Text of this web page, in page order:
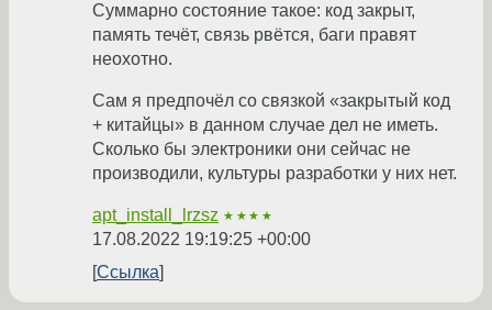
Суммарно состояние такое: код закрыт,
память течёт, связь рвётся, баги правят
неохотно.
Сам я предпочёл со связкой «закрытый код
+ китайцы» в данном случае дел не иметь.
Сколько бы электроники они сейчас не
производили, культуры разработки у них нет.
apt_install_lrzsz ★★★★
17.08.2022 19:19:25 +00:00
Ссылка